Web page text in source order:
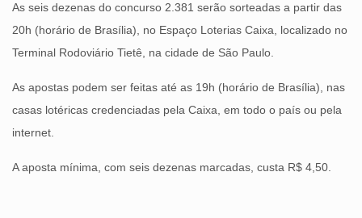
As seis dezenas do concurso 2.381 serão sorteadas a partir das
20h (horário de Brasília), no Espaço Loterias Caixa, localizado no
Terminal Rodoviário Tietê, na cidade de São Paulo.
As apostas podem ser feitas até as 19h (horário de Brasília), nas
casas lotéricas credenciadas pela Caixa, em todo o país ou pela
internet.
A aposta mínima, com seis dezenas marcadas, custa R$ 4,50.